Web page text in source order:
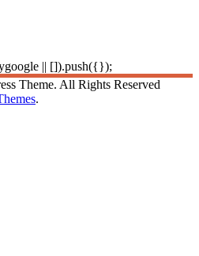
|| []).push({});
Theme. All Rights Reserved
.